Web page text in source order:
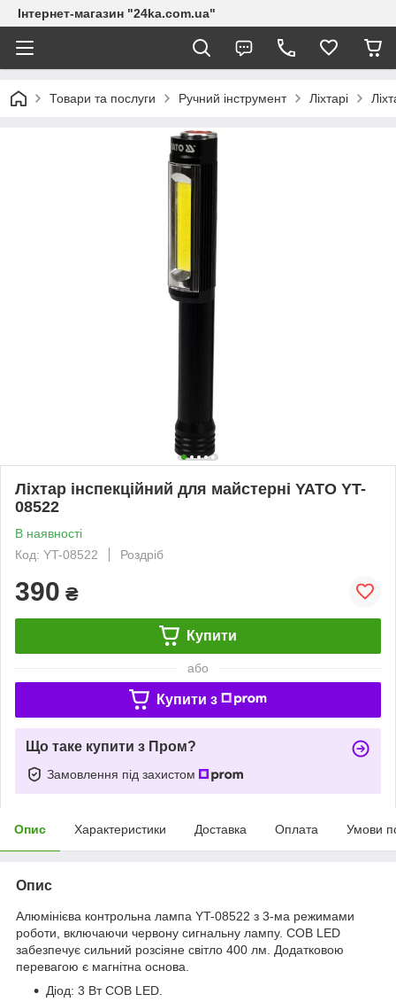
Інтернет-магазин "24ka.com.ua"
Товари та послуги Ручний інструмент Ліхтарі
Ліхтар інспекційний для майстерні YATO YT-
08522
В наявності
Код: YT-08522
Роздріб
390 ₴
Купити
або
Купити з
Що таке купити з Пром?
Замовлення під захистом
Опис Характеристики Доставка Оплата Умови
Опис
Алюмінієва контрольна лампа YT-08522 з 3-ма режимами
роботи, включаючи червону сигнальну лампу. COB LED
забезпечує сильний розсіяне світло 400 лм. Додатковою
перевагою є магнітна основа.
Діод: 3 Вт COB LED.